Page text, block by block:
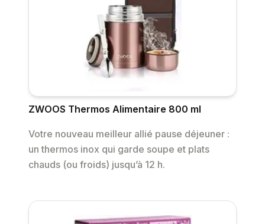
ZWOOS Thermos Alimentaire 800 ml
Votre nouveau meilleur allié pause déjeuner :
un thermos inox qui garde soupe et plats
chauds (ou froids) jusqu’à 12 h.